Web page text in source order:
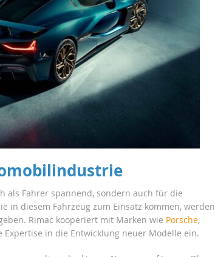
als Fahrer spannend, sondern auch für die
in diesem Fahrzeug zum Einsatz kommen, werden
Rimac kooperiert mit Marken wie Porsche,
in die Entwicklung neuer Modelle ein.